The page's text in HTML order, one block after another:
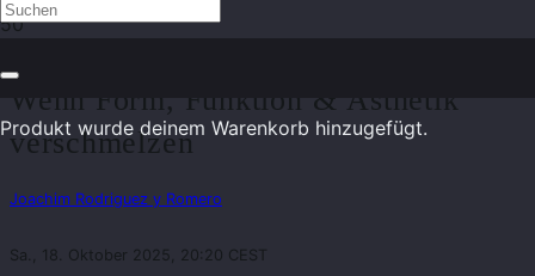
Produkt wurde deinem Warenkorb hinzugefügt.
Wenn Form, Funktion & Ästhetik
verschmelzen
Joachim Rodriguez y Romero
Sa., 18. Oktober 2025, 20:20 CEST